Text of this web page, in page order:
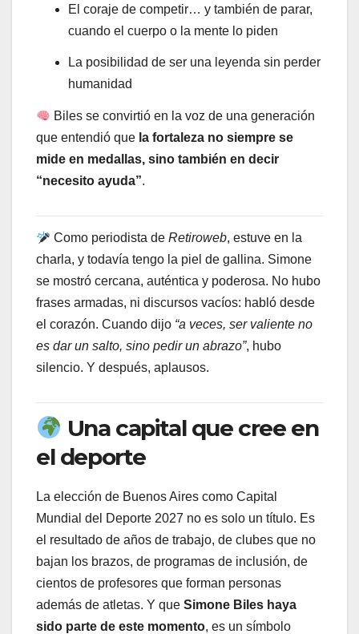
El coraje de competir… y también de parar,
cuando el cuerpo o la mente lo piden
La posibilidad de ser una leyenda sin perder
humanidad
Biles se convirtió en la voz de una generación
que entendió que la fortaleza no siempre se
mide en medallas, sino también en decir
“necesito ayuda”.
Como periodista deRetiroweb, estuve en la
charla, y todavía tengo la piel de gallina. Simone
se mostró cercana, auténtica y poderosa. No hubo
frases armadas, ni discursos vacíos: habló desde
el corazón. Cuando dijo “a veces, ser valiente no
es dar un salto, sino pedir un abrazo”, hubo
silencio. Y después, aplausos.
Una capital que cree en
el deporte
La elección de Buenos Aires como Capital
Mundial del Deporte 2027 no es solo un título. Es
el resultado de años de trabajo, de clubes que no
bajan los brazos, de programas de inclusión, de
cientos de profesores que forman personas
además de atletas. Y que Simone Biles haya
sido parte de este momento, es un símbolo